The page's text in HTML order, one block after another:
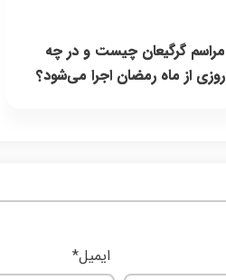
مراسم گرگیعان چیست و در چه
روزی از ماه رمضان اجرا می‌شود؟
ایمیل*